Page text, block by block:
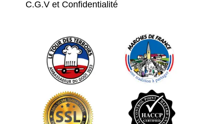
C.G.V et Confidentialité